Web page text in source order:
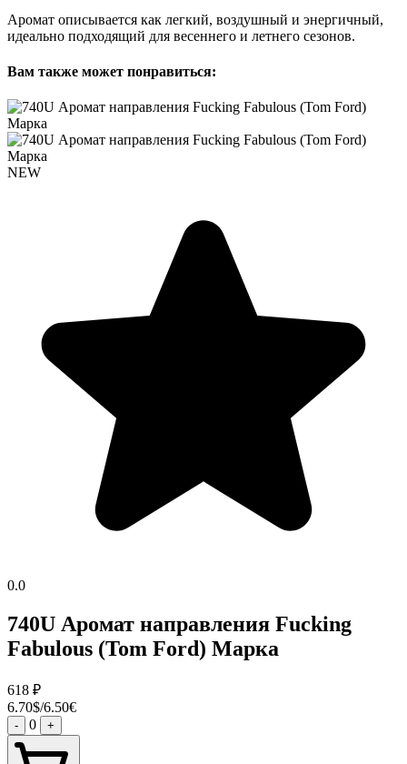
Аромат описывается как легкий, воздушный и энергичный,
идеально подходящий для весеннего и летнего сезонов.
Вам также может понравиться:
NEW
0.0
740U Аромат направления Fucking
Fabulous (Tom Ford) Марка
618 ₽
6.70$/6.50€
- 0 +